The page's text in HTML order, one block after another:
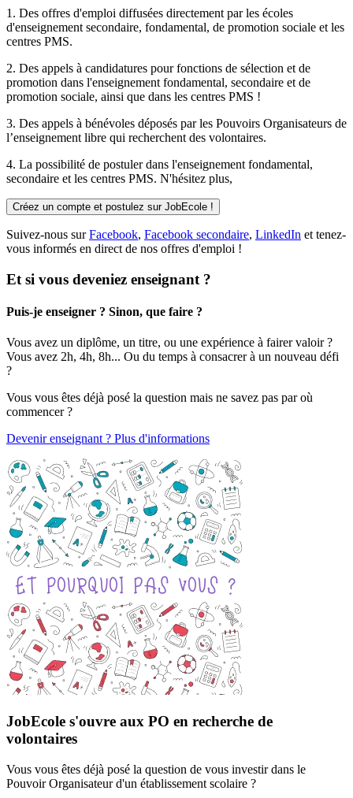
1. Des offres d'emploi diffusées directement par les écoles
d'enseignement secondaire, fondamental, de promotion sociale et les
centres PMS.
2. Des appels à candidatures pour fonctions de sélection et de
promotion dans l'enseignement fondamental, secondaire et de
promotion sociale, ainsi que dans les centres PMS !
3. Des appels à bénévoles déposés par les Pouvoirs Organisateurs de
l’enseignement libre qui recherchent des volontaires.
4. La possibilité de postulerdans l'enseignement fondamental,
secondaire et les centres PMS. N'hésitez plus,
Créez un compte et postulez sur JobEcole !
Suivez-nous surFacebook, Facebook secondaire, LinkedIn et tenez-
vous informés en direct de nos offres d'emploi !
Et si vous deveniez enseignant ?
Puis-je enseigner ? Sinon, que faire ?
Vous avez un diplôme, un titre, ou une expérience à fairer valoir ?
Vous avez 2h, 4h, 8h... Ou du temps à consacrer à un nouveau défi
?
Vous vous êtes déjà posé la question mais ne savez pas par où
commencer ?
Devenir enseignant ? Plus d'informations
JobEcole s'ouvre aux PO en recherche de
volontaires
Vous vous êtes déjà posé la question de vous investir dans le
Pouvoir Organisateur d'un établissement scolaire ?